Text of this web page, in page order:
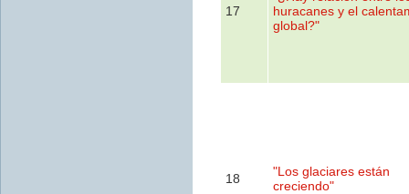
17
huracanes y el
global?"
18
"Los glaciares están
creciendo"